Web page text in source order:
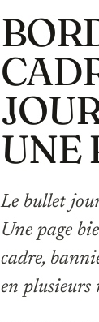
UNE
Le bullet
Une page
cadre,
en plusieurs